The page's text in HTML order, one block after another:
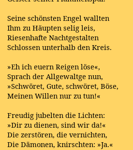
Seine schönsten Engel wallten
Ihm zu Häupten selig leis,
Riesenhafte Nachtgestalten
Schlossen unterhalb den Kreis.
»Eh ich euern Reigen löse«,
Sprach der Allgewaltge nun,
»Schwöret, Gute, schwöret, Böse,
Meinen Willen nur zu tun!«
Freudig jubelten die Lichten:
»Dir zu dienen, sind wir da!«
Die zerstören, die vernichten,
Die Dämonen, knirschten: »Ja.«